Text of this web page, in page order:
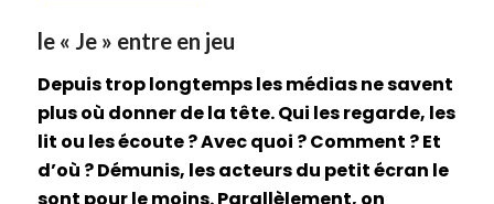
le « Je » entre en jeu
Depuis trop longtemps les médias ne savent
plus où donner de la tête. Qui les regarde, les
lit ou les écoute ? Avec quoi ? Comment ? Et
d’où ? Démunis, les acteurs du petit écran le